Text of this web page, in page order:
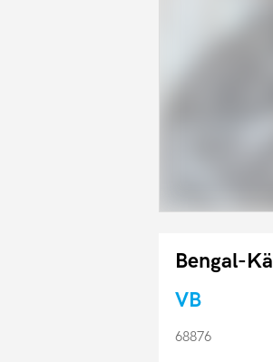
Bengal-
VB
68876